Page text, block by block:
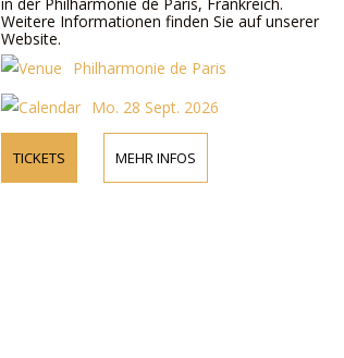
Weitere Informationen finden Sie auf unserer
Website.
Philharmonie de Paris
Mo. 28 Sept. 2026
TICKETS MEHR INFOS